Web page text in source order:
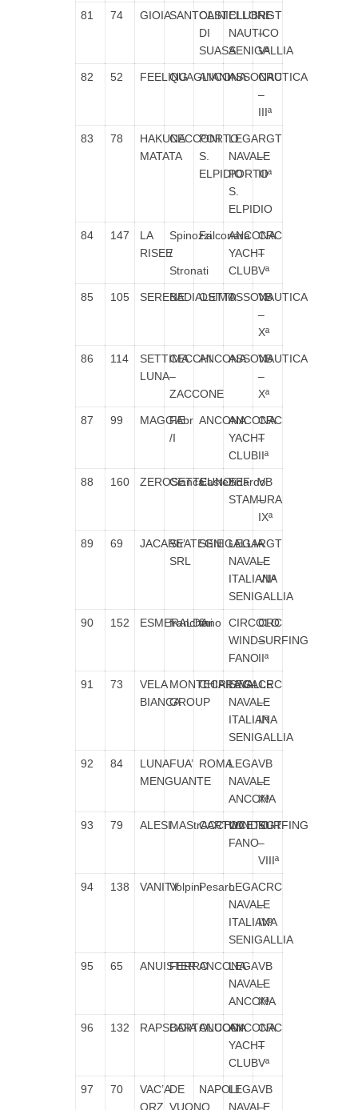
81 74 GIOIASANTOLINICASTELLONE
DI
SUASA
CLUB
NAUTICO
SENIGALLIA
RGT
–
Vª
82 52 FEELINGQUAGLIANI
ANCONAASSONAUTICA
CRC
–
IIIª
83 78
HAKUNA
MATATA
CECCONIPORTO
S.
ELPIDIO
LEGA
NAVALE
PORTO
S.
ELPIDIO
RGT
–
IIIª
84 147
LA
RISEE
Spinozzi
/
Stronati
FalconaraANCONA
YACHT
CLUB
CRC
–
Vª
85 105 SERENE’BADIALETTI
OSIMOASSONAUTICA
VB
–
Xª
86 114
SETTIMA
LUNA
CECCHI
–
ZACCONE
ANCONAASSONAUTICA
VB
–
Xª
87 99 MAGGIE
FAbr
/I
ANCONAANCONA
YACHT
CLUB
CRC
–
IIª
88 160 ZEROSETTEUNO
CiancaCastelfidardo
SEF
STAMURA
VB
–
IXª
89 69 JACARE’StrATEGIE
SRL
SENIGALLIA
LEGA
NAVALE
ITALIANA
SENIGALLIA
RGT
–
VIIª
90 152 ESMERALDA
franchini
fano CIRCOLO
WINDSURFING
FANO
CRC
–
IIª
91 73
VELA
BIANCA
MONTECRISTO
GROUP
CHIARAVALLE
LEGA
NAVALE
ITALIANA
SENIGALLIA
CRC
–
IIª
92 84
LUNA
MENGUANTE
FUA’ ROMALEGA
NAVALE
ANCONA
VB
–
Xª
93 79 ALESIMAStrACCHIO
CARTOCETO
WINDSURFING
FANO
RGT
–
VIIIª
94 138 VANITYVolpiniPesaroLEGA
NAVALE
ITALIANA
SENIGALLIA
CRC
–
IVª
95 65 ANUISTER
FERROANCONA
LEGA
NAVALE
ANCONA
VB
–
Xª
96 132 RAPSODIABARTOLUCCI
ANCONAANCONA
YACHT
CLUB
CRC
–
Vª
97 70
VAC’A
ORZ
DE
VUONO
NAPOLILEGA
NAVALE
VB
–